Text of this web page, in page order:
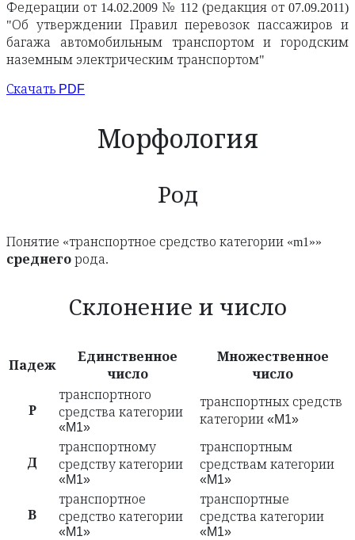
Федерации от 14.02.2009 № 112 (редакция от 07.09.2011)
"Об утверждении Правил перевозок пассажиров и
багажа автомобильным транспортом и городским
наземным электрическим транспортом"
Скачать PDF
Морфология
Род
Понятие «транспортное средство категории «m1»»
среднего рода.
Склонение и число
Падеж
Единственное
число
Множественное
число
Р
транспортного
средства категории
«M1»
транспортных средств
категории «M1»
Д
транспортному
средству категории
«M1»
транспортным
средствам категории
«M1»
В
транспортное
средство категории
«M1»
транспортные
средства категории
«M1»